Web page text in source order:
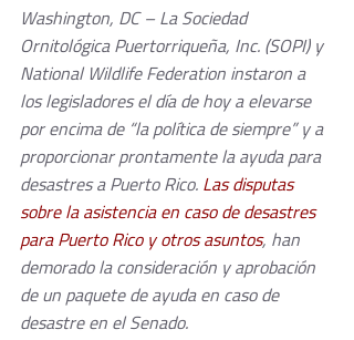
Washington, DC – La Sociedad
Ornitológica Puertorriqueña, Inc. (SOPI) y
National Wildlife Federation instaron a
los legisladores el día de hoy a elevarse
por encima de “la política de siempre” y a
proporcionar prontamente la ayuda para
desastres a Puerto Rico. Las disputas
sobre la asistencia en caso de desastres
para Puerto Rico y otros asuntos, han
demorado la consideración y aprobación
de un paquete de ayuda en caso de
desastre en el Senado.